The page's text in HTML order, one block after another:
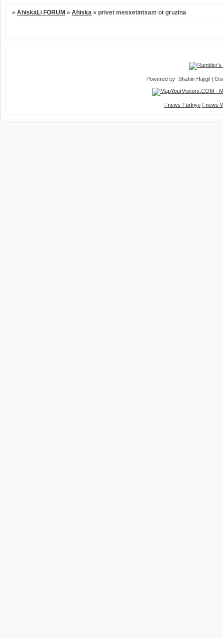
»AhiskaLi FORUM »Ahiska »privet mesxetintsam ot gruzina
Powered by: Shahin Hajigil |
Fnews Türkiye Fnews